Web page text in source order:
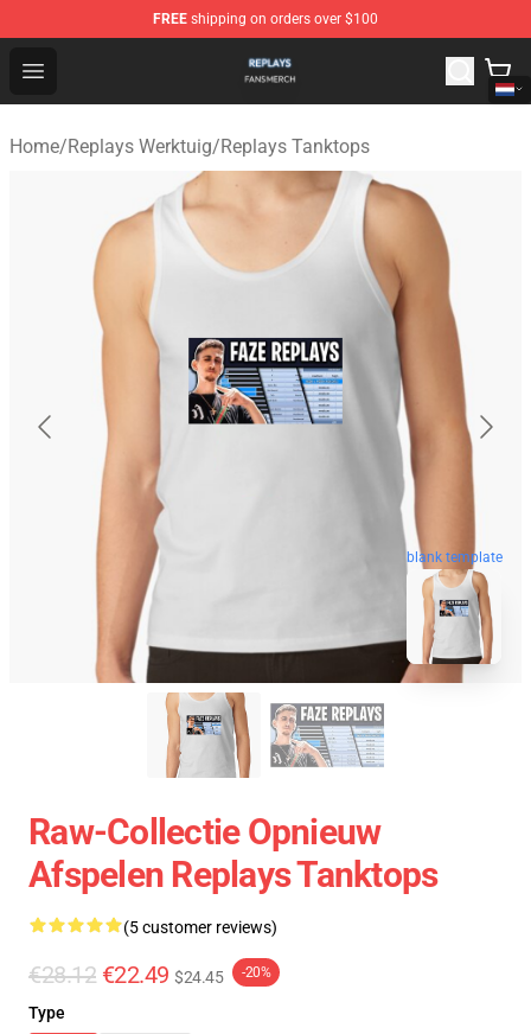
FREE shipping on orders over $100
Open menu
Replays Shop - Official Replays Merchandise Store
Home/Replays Werktuig/Replays Tanktops
blank template
Raw-Collectie Opnieuw
Afspelen Replays Tanktops
(5 customer reviews)
€28.12 €22.49 $24.45 -20%
Type